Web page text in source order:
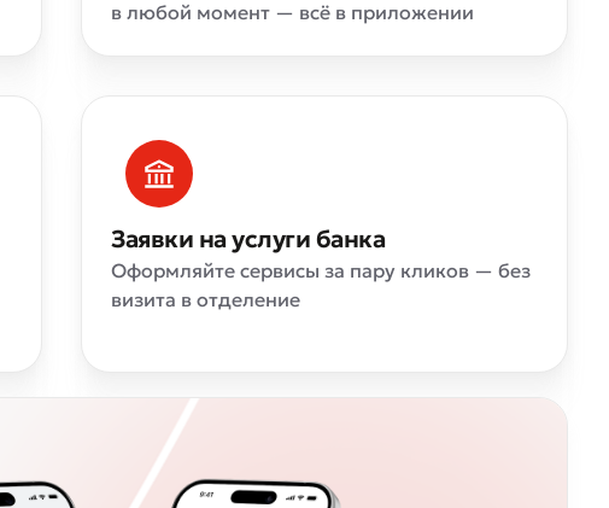
в любой момент — всё в приложении
Заявки на услуги банка
Оформляйте сервисы за пару кликов — без
визита в отделение